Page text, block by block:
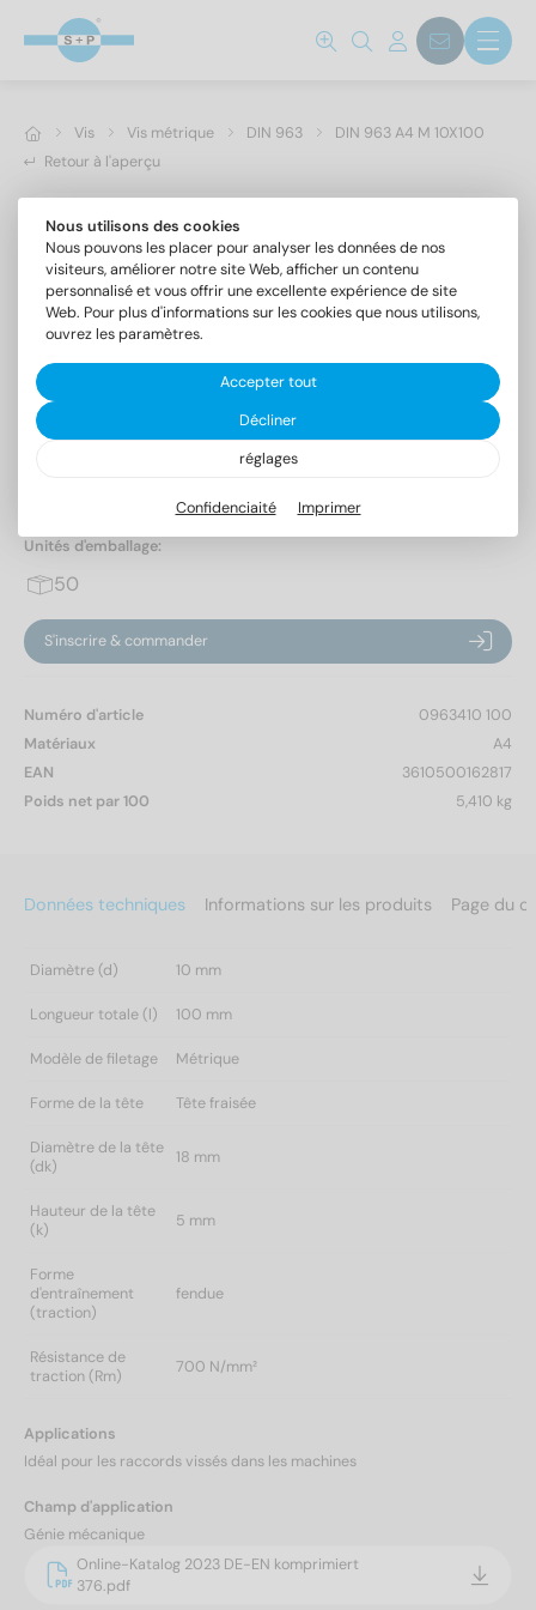
Vis Vis métrique DIN 963
DIN 963 A4 M 10X100
Retour à l'aperçu
DIN 963 A4 M 10X100
Vis à tête fraisée fendue
Unités d'emballage:
50
S'inscrire & commander
Numéro d'article
0963410 100
Matériaux
A4
EAN
3610500162817
Poids net par 100
5,410 kg
Données techniques Informations sur les produits Page du
Diamètre (d) 10 mm
Longueur totale (l) 100 mm
Modèle de filetage Métrique
Forme de la tête Tête fraisée
Diamètre de la tête
(dk)
18 mm
Hauteur de la tête
(k)
5 mm
Forme
d'entraînement
(traction)
fendue
Résistance de
traction (Rm)
700 N/mm²
Applications
Idéal pour les raccords vissés dans les machines
Champ d'application
Génie mécanique
Online-Katalog 2023 DE-EN komprimiert
376.pdf
Nous utilisons des cookies
Nous pouvons les placer pour analyser les données de nos
visiteurs, améliorer notre site Web, afficher un contenu
personnalisé et vous offrir une excellente expérience de site
Web. Pour plus d'informations sur les cookies que nous utilisons,
ouvrez les paramètres.
Accepter tout
Décliner
réglages
Confidenciaité Imprimer